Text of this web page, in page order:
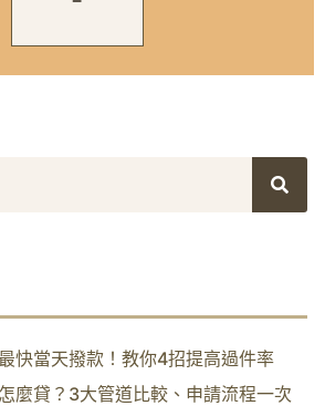
快當天撥款！教你4招提高過件率
麼貸？3大管道比較、申請流程一次